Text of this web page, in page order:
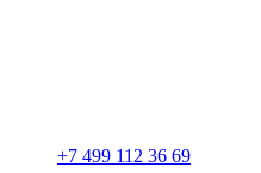
+7 499 112 36 69